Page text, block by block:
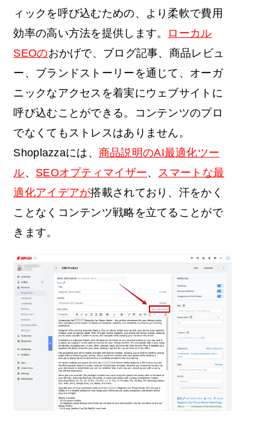
ィックを呼び込むための、より柔軟で費用
効率の高い方法を提供します。
ローカル
SEOのおかげで、ブログ記事、商品レビュ
ー、ブランドストーリーを通じて、オーガ
ニックなアクセスを着実にウェブサイトに
呼び込むことができる。コンテンツのプロ
でなくてもストレスはありません。
Shoplazzaには、 商品説明のAI最適化ツー
ル、 SEOオプティマイザー、
スマートな最
適化アイデアが搭載されており、汗をかく
ことなくコンテンツ戦略を立てることがで
きます。